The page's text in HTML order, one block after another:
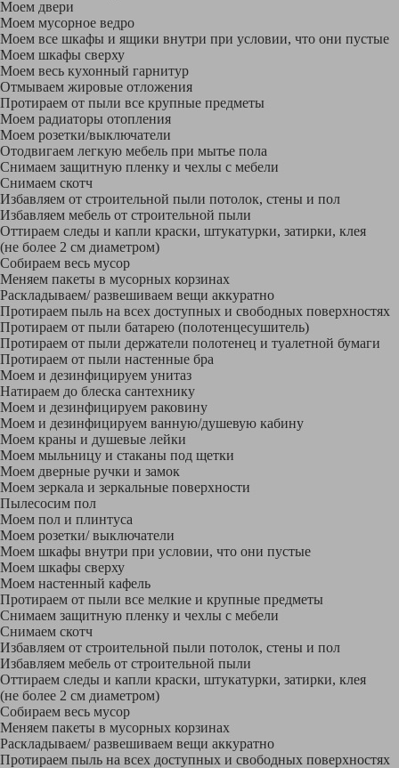
Моем двери
Моем мусорное ведро
Моем все шкафы и ящики внутри при условии, что они пустые
Моем шкафы сверху
Моем весь кухонный гарнитур
Отмываем жировые отложения
Протираем от пыли все крупные предметы
Моем радиаторы отопления
Моем розетки/выключатели
Отодвигаем легкую мебель при мытье пола
Снимаем защитную пленку и чехлы с мебели
Снимаем скотч
Избавляем от строительной пыли потолок, стены и пол
Избавляем мебель от строительной пыли
Оттираем следы и капли краски, штукатурки, затирки, клея
(не более 2 см диаметром)
Собираем весь мусор
Меняем пакеты в мусорных корзинах
Раскладываем/ развешиваем вещи аккуратно
Протираем пыль на всех доступных и свободных поверхностях
Протираем от пыли батарею (полотенцесушитель)
Протираем от пыли держатели полотенец и туалетной бумаги
Протираем от пыли настенные бра
Моем и дезинфицируем унитаз
Натираем до блеска сантехнику
Моем и дезинфицируем раковину
Моем и дезинфицируем ванную/душевую кабину
Моем краны и душевые лейки
Моем мыльницу и стаканы под щетки
Моем дверные ручки и замок
Моем зеркала и зеркальные поверхности
Пылесосим пол
Моем пол и плинтуса
Моем розетки/ выключатели
Моем шкафы внутри при условии, что они пустые
Моем шкафы сверху
Моем настенный кафель
Протираем от пыли все мелкие и крупные предметы
Снимаем защитную пленку и чехлы с мебели
Снимаем скотч
Избавляем от строительной пыли потолок, стены и пол
Избавляем мебель от строительной пыли
Оттираем следы и капли краски, штукатурки, затирки, клея
(не более 2 см диаметром)
Собираем весь мусор
Меняем пакеты в мусорных корзинах
Раскладываем/ развешиваем вещи аккуратно
Протираем пыль на всех доступных и свободных поверхностях